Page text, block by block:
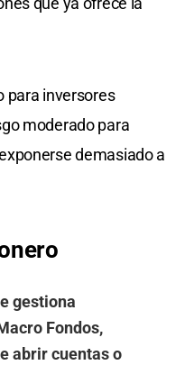
para inversores
moderado para
demasiado a
gestiona
Fondos,
abrir cuentas o